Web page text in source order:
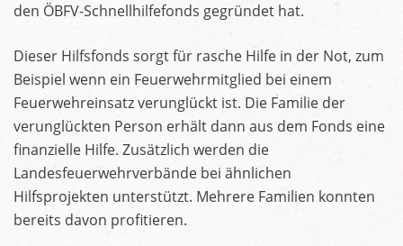
den ÖBFV-Schnellhilfefonds gegründet hat.
Dieser Hilfsfonds sorgt für rasche Hilfe in der Not, zum
Beispiel wenn ein Feuerwehrmitglied bei einem
Feuerwehreinsatz verunglückt ist. Die Familie der
verunglückten Person erhält dann aus dem Fonds eine
finanzielle Hilfe. Zusätzlich werden die
Landesfeuerwehrverbände bei ähnlichen
Hilfsprojekten unterstützt. Mehrere Familien konnten
bereits davon profitieren.